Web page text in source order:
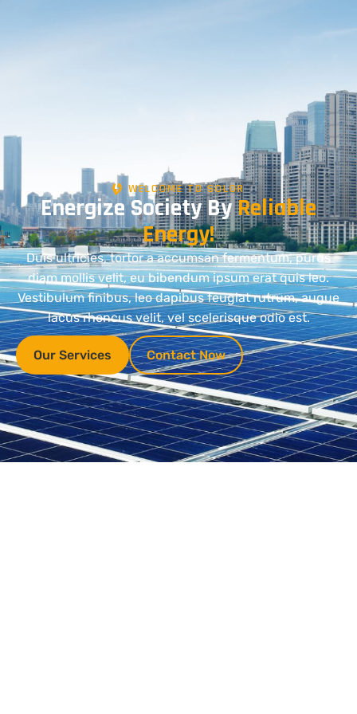
WELCOME TO SOLOR
Energize Society ByReliable
Energy!
Duis ultricies, tortor a accumsan fermentum, purus
diam mollis velit, eu bibendum ipsum erat quis leo.
Vestibulum finibus, leo dapibus feugiat rutrum, augue
lacus rhoncus velit, vel scelerisque odio est.
Our Services Contact Now